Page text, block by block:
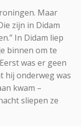
Maar
zijn in Didam
In Didam liep
binnen om te
was er geen
hij onderweg was
kwam –
sliepen ze